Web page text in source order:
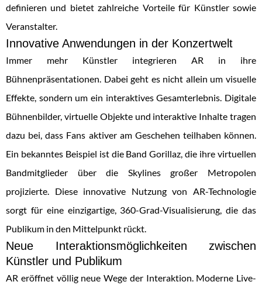
definieren und bietet zahlreiche Vorteile für Künstler sowie
Veranstalter.
Innovative Anwendungen in der Konzertwelt
Immer mehr Künstler integrieren AR in ihre
Bühnenpräsentationen. Dabei geht es nicht allein um visuelle
Effekte, sondern um ein interaktives Gesamterlebnis. Digitale
Bühnenbilder, virtuelle Objekte und interaktive Inhalte tragen
dazu bei, dass Fans aktiver am Geschehen teilhaben können.
Ein bekanntes Beispiel ist die Band Gorillaz, die ihre virtuellen
Bandmitglieder über die Skylines großer Metropolen
projizierte. Diese innovative Nutzung von AR-Technologie
sorgt für eine einzigartige, 360-Grad-Visualisierung, die das
Publikum in den Mittelpunkt rückt.
Neue Interaktionsmöglichkeiten zwischen
Künstler und Publikum
AR eröffnet völlig neue Wege der Interaktion. Moderne Live-